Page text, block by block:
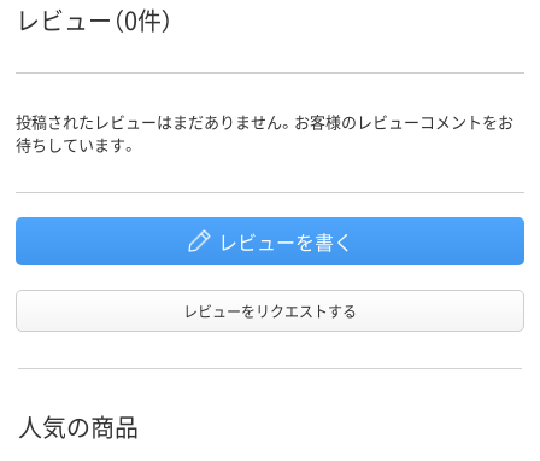
レビュー（0件）
投稿されたレビューはまだありません。お客様のレビューコメントをお
待ちしています。
レビューを書く
レビューをリクエストする
人気の商品